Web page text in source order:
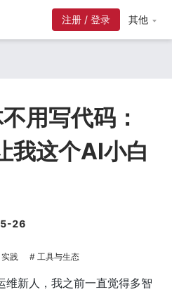
注册 / 登录 其他
用写代码：
我这个AI小白
26
践 工具与生态
维新人，我之前一直觉得多智